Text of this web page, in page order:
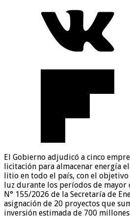
El Gobierno adjudicó a cinco
licitación para almacenar energía
litio en todo el país, con el
luz durante los períodos de mayor
N° 155/2026 de la Secretaría de
asignación de 20 proyectos que
inversión estimada de 700